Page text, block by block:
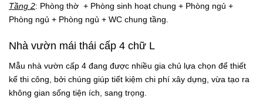
Tầng 2: Phòng thờ + Phòng sinh hoạt chung + Phòng ngủ +
Phòng ngủ + Phòng ngủ + WC chung tầng.
Nhà vườn mái thái cấp 4 chữ L
Mẫu nhà vườn cấp 4 đang được nhiều gia chủ lựa chọn để thiết
kế thi công, bởi chúng giúp tiết kiệm chi phí xây dựng, vừa tạo ra
không gian sống tiện ích, sang trọng.